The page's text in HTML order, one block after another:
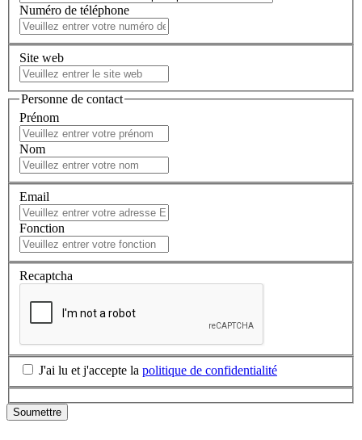
Numéro de téléphone
Site web
Personne de contact
Prénom
Nom
Email
Fonction
Recaptcha
J'ai lu et j'accepte la politique de confidentialité